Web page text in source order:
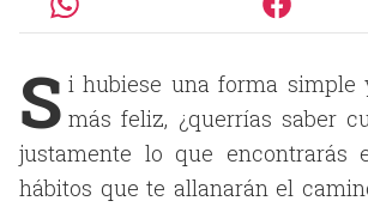
S i hubiese una forma simple
más feliz, ¿querrías saber
justamente lo que encontrarás
hábitos que te allanarán el